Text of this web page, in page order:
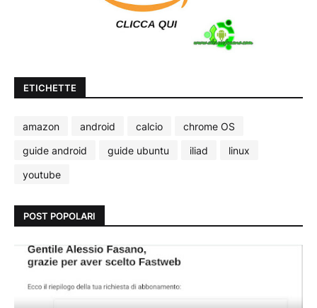
ETICHETTE
amazon android calcio
chrome OS
guide android
guide ubuntu iliad
linux
youtube
POST POPOLARI